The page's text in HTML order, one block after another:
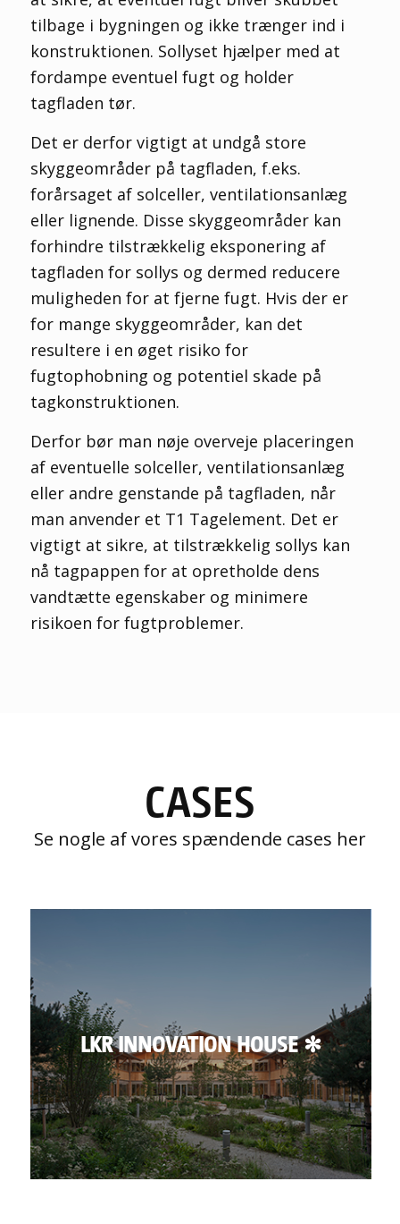
tilbage i bygningen og ikke trænger ind i
konstruktionen. Sollyset hjælper med at
fordampe eventuel fugt og holder
tagfladen tør.
Det er derfor vigtigt at undgå store
skyggeområder på tagfladen, f.eks.
forårsaget af solceller, ventilationsanlæg
eller lignende. Disse skyggeområder kan
forhindre tilstrækkelig eksponering af
tagfladen for sollys og dermed reducere
muligheden for at fjerne fugt. Hvis der er
for mange skyggeområder, kan det
resultere i en øget risiko for
fugtophobning og potentiel skade på
tagkonstruktionen.
Derfor bør man nøje overveje placeringen
af eventuelle solceller, ventilationsanlæg
eller andre genstande på tagfladen, når
man anvender et T1 Tagelement. Det er
vigtigt at sikre, at tilstrækkelig sollys kan
nå tagpappen for at opretholde dens
vandtætte egenskaber og minimere
risikoen for fugtproblemer.
CASES
Se nogle af vores spændende cases her
LKR INNOVATION HOUSE ✻